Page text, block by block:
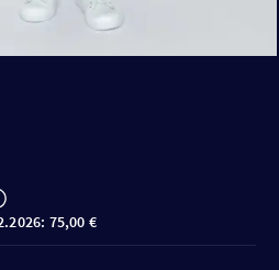
75,00 €